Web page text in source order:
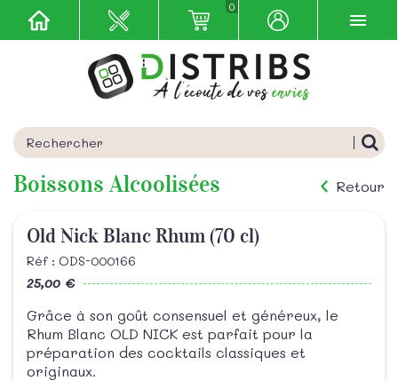
0
Boissons Alcoolisées Retour
Old Nick Blanc Rhum (70 cl)
Réf : ODS-000166
25,00 €
Grâce à son goût consensuel et généreux, le
Rhum Blanc OLD NICK est parfait pour la
préparation des cocktails classiques et
originaux.